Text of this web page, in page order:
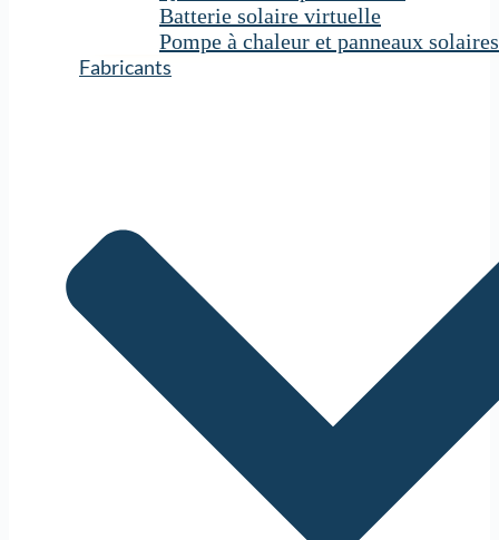
Batterie solaire virtuelle
Pompe à chaleur et panneaux solaires
Fabricants